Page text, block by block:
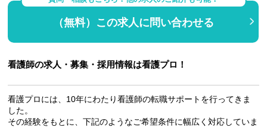
（無料）この求人に問い合わせる
看護師の求人・募集・採用情報は看護プロ！
看護プロには、10年にわたり看護師の転職サポートを行ってきま
した。
その経験をもとに、下記のようなご希望条件に幅広く対応していま